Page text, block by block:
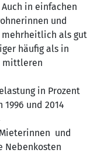
in einfachen
und
mehrheitlich als gut
häufig als in
mittleren
in Prozent
und 2014
und